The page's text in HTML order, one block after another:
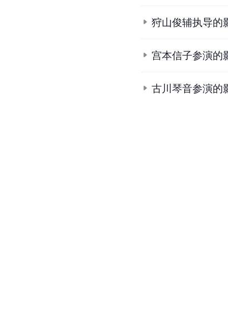
狩山俊辅执导的
宫本信子参演的
古川琴音参演的